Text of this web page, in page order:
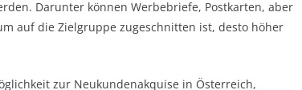
Darunter können Werbebriefe, Postkarten, aber
auf die Zielgruppe zugeschnitten ist, desto höher
zur Neukundenakquise in Österreich,